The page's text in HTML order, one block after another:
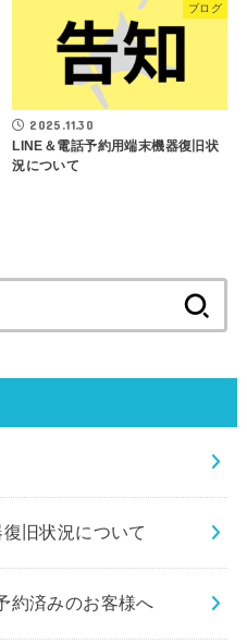
ブログ
2025.11.30
LINE＆電話予約用端末機器復旧状
況について
索:
旧状況について
約済みのお客様へ